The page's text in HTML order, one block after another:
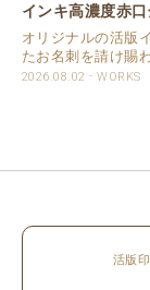
インキ高濃度赤
刺
オリジナルの活版
たお名刺を請け賜
用紙は新バフン紙N
2026.08.02 WORKS
活版